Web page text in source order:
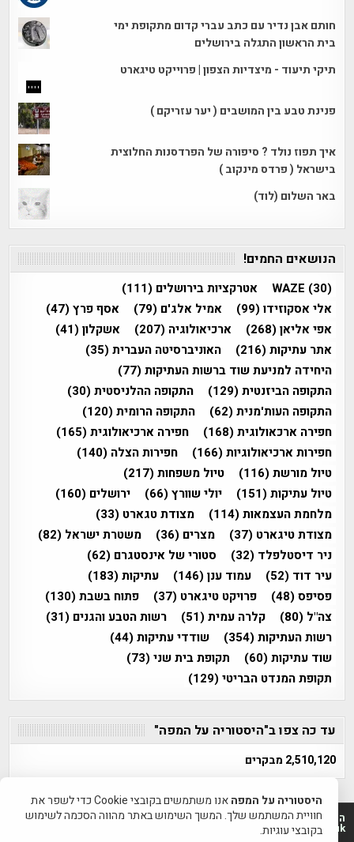
חותם אבן נדיר עם כתב עברי קדום מתקופת ימי
בית הראשון התגלה בירושלים
תיקי תיעוד - מיצדיות הצפון | פרוייקט טיגארט
פנינת טבע בין המושבים ( יער עזריקם )
איך תפוז נולד ? סיפורה של הפרדסנות החלוצית
בישראל ( פרדס מינקוב )
באר השלום (לוד)
הנושאים החמים!
WAZE (30) אטרקציות בירושלים (111)
אלי אסקוזידו(99) אמיל אלג'ם (79) אסף פרץ(47)
אפי אליאן(268) ארכיאולוגיה (207) אשקלון(41)
אתר עתיקות(216) האוניברסיטה העברית(35)
היחידה למניעת שוד ברשות העתיקות(77)
התקופה הביזנטית(129) התקופה ההלניסטית(30)
התקופה העות'מנית(62) התקופה הרומית(120)
חפירה ארכאולוגית(168) חפירה ארכיאולוגית(165)
חפירות ארכיאולוגיות(166) חפירות הצלה (140)
טיול מורשת(116) טיול משפחות(217)
טיול עתיקות(151) יולי שוורץ(66) ירושלים (160)
מלחמת העצמאות(114) מצודת טגארט (33)
מצודת טיגארט (37) מצרים (36) משטרת ישראל (82)
ניר דיסטלפלד (32) סטורי של אינסטגרם (62)
עיר דוד (52) עמוד ענן(146) עתיקות(183)
פסיפס(48) פרויקט טיגארט (37) פתוח בשבת(130)
צה"ל (80) קלרה עמית(51) רשות הטבע והגנים (31)
רשות העתיקות(354) שודדי עתיקות(44)
שוד עתיקות(60) תקופת בית שני(73)
תקופת המנדט הבריטי(129)
עד כה צפו ב"היסטוריה על המפה"
2,510,120 מבקרים
היסטוריה על המפה 2011-2026 | פרוייקט טיגארט 2012-2026|
www.mapah.co.il | www.tegart.uk
היסטוריה על המפה
אנו משתמשים בקובצי Cookie כדי לשפר את
חוויית המשתמש שלך. המשך השימוש באתר מהווה הסכמה לשימוש
בקובצי עוגיות.